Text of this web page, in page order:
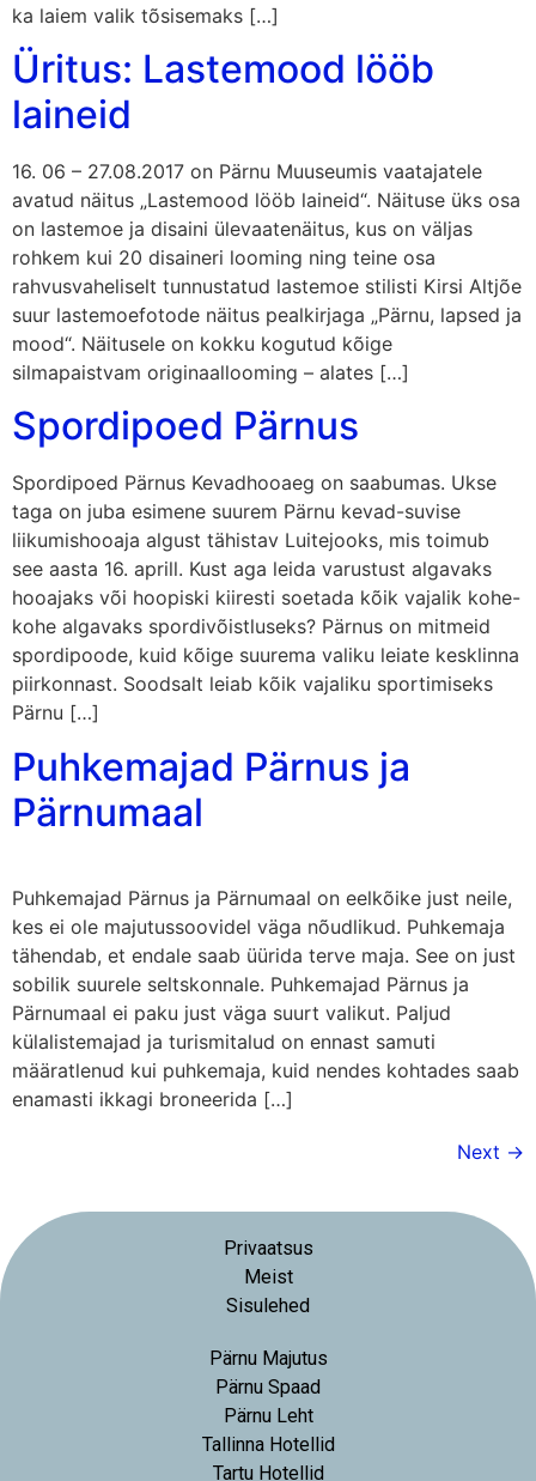
ka laiem valik tõsisemaks […]
Üritus: Lastemood lööb
laineid
16. 06 – 27.08.2017 on Pärnu Muuseumis vaatajatele
avatud näitus „Lastemood lööb laineid“. Näituse üks osa
on lastemoe ja disaini ülevaatenäitus, kus on väljas
rohkem kui 20 disaineri looming ning teine osa
rahvusvaheliselt tunnustatud lastemoe stilisti Kirsi Altjõe
suur lastemoefotode näitus pealkirjaga „Pärnu, lapsed ja
mood“. Näitusele on kokku kogutud kõige
silmapaistvam originaallooming – alates […]
Spordipoed Pärnus
Spordipoed Pärnus Kevadhooaeg on saabumas. Ukse
taga on juba esimene suurem Pärnu kevad-suvise
liikumishooaja algust tähistav Luitejooks, mis toimub
see aasta 16. aprill. Kust aga leida varustust algavaks
hooajaks või hoopiski kiiresti soetada kõik vajalik kohe-
kohe algavaks spordivõistluseks? Pärnus on mitmeid
spordipoode, kuid kõige suurema valiku leiate kesklinna
piirkonnast. Soodsalt leiab kõik vajaliku sportimiseks
Pärnu […]
Puhkemajad Pärnus ja
Pärnumaal
Puhkemajad Pärnus ja Pärnumaal on eelkõike just neile,
kes ei ole majutussoovidel väga nõudlikud. Puhkemaja
tähendab, et endale saab üürida terve maja. See on just
sobilik suurele seltskonnale. Puhkemajad Pärnus ja
Pärnumaal ei paku just väga suurt valikut. Paljud
külalistemajad ja turismitalud on ennast samuti
määratlenud kui puhkemaja, kuid nendes kohtades saab
enamasti ikkagi broneerida […]
Next →
Privaatsus
Meist
Sisulehed
Pärnu Majutus
Pärnu Spaad
Pärnu Leht
Tallinna Hotellid
Tartu Hotellid